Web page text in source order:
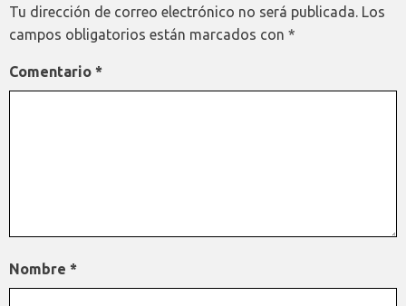
Tu dirección de correo electrónico no será publicada. Los
campos obligatorios están marcados con *
Comentario *
Nombre *